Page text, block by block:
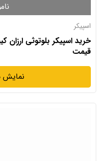
اسپیکر
قیمت